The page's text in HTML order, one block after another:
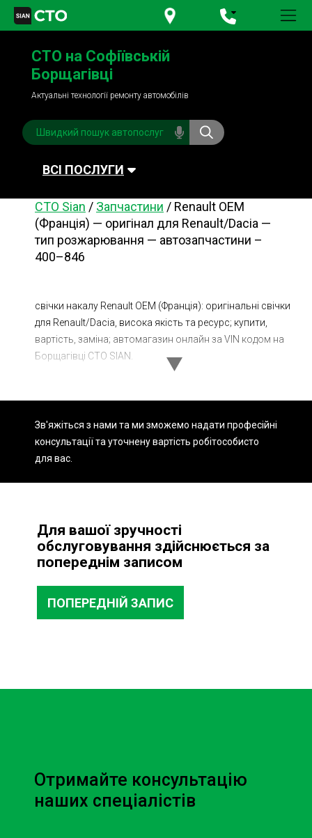
+380 95781-84-84
+380 98791-84-84
СТО на Софіївській
Борщагівці
Актуальні технології ремонту автомобілів
ВСІ ПОСЛУГИ
Автомийка Планове ТО
Паливна система Рульове керування
Ходова частина Зчеплення
ГРМ
СТО Sian / Запчастини / Renault OEM
(Франція) — оригінал для Renault/Dacia —
тип розжарювання — автозапчастини –
400–846
Зв'яжіться з нами та ми зможемо надати професійні
консультації та уточнену вартість робітособисто
для вас.
свічки накалу Renault OEM (Франція): оригінальні свічки
для Renault/Dacia, висока якість та ресурс; купити,
вартість, заміна; автомагазин онлайн за VIN кодом на
Борщагівці СТО SIAN.
Для вашої зручності
обслуговування здійснюється за
попереднім записом
ПОПЕРЕДНІЙ ЗАПИС
Отримайте консультацію
наших спеціалістів